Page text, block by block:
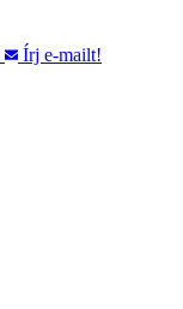
Írj e-mailt!